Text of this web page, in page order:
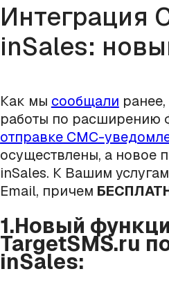
Интеграция
inSales:
Как мы сообщали
работы по расширению
отправке СМС-
осуществлены, а новое
inSales. К Вашим
Email, причем
1.Новый
TargetSMS.ru
inSales: